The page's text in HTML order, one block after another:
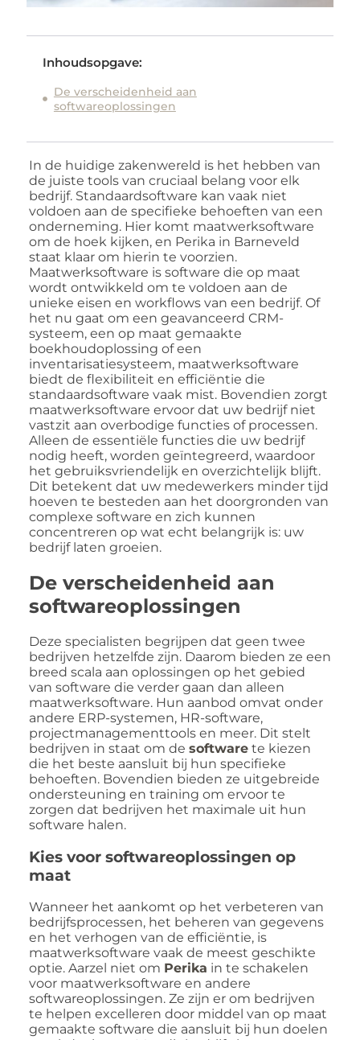
Inhoudsopgave:
De verscheidenheid aan
softwareoplossingen
In de huidige zakenwereld is het hebben van
de juiste tools van cruciaal belang voor elk
bedrijf. Standaardsoftware kan vaak niet
voldoen aan de specifieke behoeften van een
onderneming. Hier komt maatwerksoftware
om de hoek kijken, en Perika in Barneveld
staat klaar om hierin te voorzien.
Maatwerksoftware is software die op maat
wordt ontwikkeld om te voldoen aan de
unieke eisen en workflows van een bedrijf. Of
het nu gaat om een geavanceerd CRM-
systeem, een op maat gemaakte
boekhoudoplossing of een
inventarisatiesysteem, maatwerksoftware
biedt de flexibiliteit en efficiëntie die
standaardsoftware vaak mist. Bovendien zorgt
maatwerksoftware ervoor dat uw bedrijf niet
vastzit aan overbodige functies of processen.
Alleen de essentiële functies die uw bedrijf
nodig heeft, worden geïntegreerd, waardoor
het gebruiksvriendelijk en overzichtelijk blijft.
Dit betekent dat uw medewerkers minder tijd
hoeven te besteden aan het doorgronden van
complexe software en zich kunnen
concentreren op wat echt belangrijk is: uw
bedrijf laten groeien.
De verscheidenheid aan
softwareoplossingen
Deze specialisten begrijpen dat geen twee
bedrijven hetzelfde zijn. Daarom bieden ze een
breed scala aan oplossingen op het gebied
van software die verder gaan dan alleen
maatwerksoftware. Hun aanbod omvat onder
andere ERP-systemen, HR-software,
projectmanagementtools en meer. Dit stelt
bedrijven in staat om de software te kiezen
die het beste aansluit bij hun specifieke
behoeften. Bovendien bieden ze uitgebreide
ondersteuning en training om ervoor te
zorgen dat bedrijven het maximale uit hun
software halen.
Kies voor softwareoplossingen op
maat
Wanneer het aankomt op het verbeteren van
bedrijfsprocessen, het beheren van gegevens
en het verhogen van de efficiëntie, is
maatwerksoftware vaak de meest geschikte
optie. Aarzel niet om Perika in te schakelen
voor maatwerksoftware en andere
softwareoplossingen. Ze zijn er om bedrijven
te helpen excelleren door middel van op maat
gemaakte software die aansluit bij hun doelen